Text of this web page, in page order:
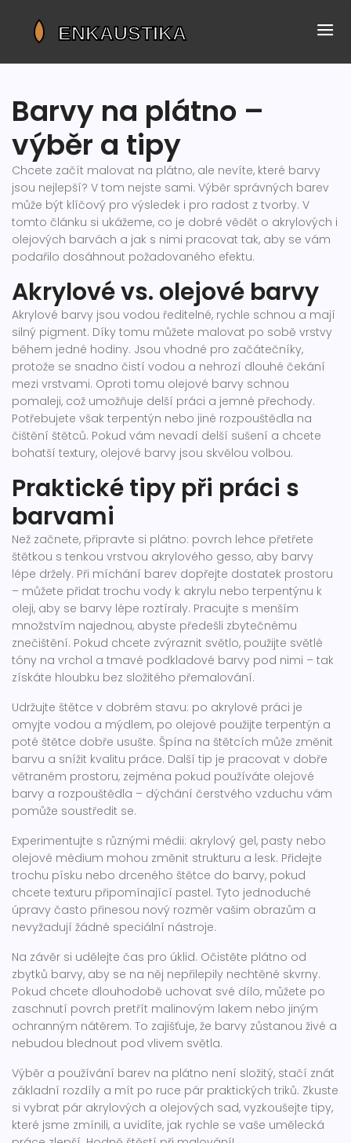
Barvy na plátno –
výběr a tipy
Chcete začít malovat na plátno, ale nevíte, které barvy
jsou nejlepší? V tom nejste sami. Výběr správných barev
může být klíčový pro výsledek i pro radost z tvorby. V
tomto článku si ukážeme, co je dobré vědět o akrylových i
olejových barvách a jak s nimi pracovat tak, aby se vám
podařilo dosáhnout požadovaného efektu.
Akrylové vs. olejové barvy
Akrylové barvy jsou vodou ředitelné, rychle schnou a mají
silný pigment. Díky tomu můžete malovat po sobě vrstvy
během jedné hodiny. Jsou vhodné pro začátečníky,
protože se snadno čistí vodou a nehrozí dlouhé čekání
mezi vrstvami. Oproti tomu olejové barvy schnou
pomaleji, což umožňuje delší práci a jemné přechody.
Potřebujete však terpentýn nebo jiné rozpouštědla na
čištění štětců. Pokud vám nevadí delší sušení a chcete
bohatší textury, olejové barvy jsou skvělou volbou.
Praktické tipy při práci s
barvami
Než začnete, připravte si plátno: povrch lehce přetřete
štětkou s tenkou vrstvou akrylového gesso, aby barvy
lépe držely. Při míchání barev dopřejte dostatek prostoru
– můžete přidat trochu vody k akrylu nebo terpentýnu k
oleji, aby se barvy lépe roztíraly. Pracujte s menším
množstvím najednou, abyste předešli zbytečnému
znečištění. Pokud chcete zvýraznit světlo, použijte světlé
tóny na vrchol a tmavé podkladové barvy pod nimi – tak
získáte hloubku bez složitého přemalování.
Udržujte štětce v dobrém stavu: po akrylové práci je
omyjte vodou a mýdlem, po olejové použijte terpentýn a
poté štětce dobře usušte. Špína na štětcích může změnit
barvu a snížit kvalitu práce. Další tip je pracovat v dobře
větraném prostoru, zejména pokud používáte olejové
barvy a rozpouštědla – dýchání čerstvého vzduchu vám
pomůže soustředit se.
Experimentujte s různými médii: akrylový gel, pasty nebo
olejové médium mohou změnit strukturu a lesk. Přidejte
trochu písku nebo drceného štětce do barvy, pokud
chcete texturu připomínající pastel. Tyto jednoduché
úpravy často přinesou nový rozměr vašim obrazům a
nevyžadují žádné speciální nástroje.
Na závěr si udělejte čas pro úklid. Očistěte plátno od
zbytků barvy, aby se na něj nepřilepily nechtěné skvrny.
Pokud chcete dlouhodobě uchovat své dílo, můžete po
zaschnutí povrch pretřít malinovým lakem nebo jiným
ochranným nátěrem. To zajišťuje, že barvy zůstanou živé a
nebudou blednout pod vlivem světla.
Výběr a používání barev na plátno není složitý, stačí znát
základní rozdíly a mít po ruce pár praktických triků. Zkuste
si vybrat pár akrylových a olejových sad, vyzkoušejte tipy,
které jsme zmínili, a uvidíte, jak rychle se vaše umělecká